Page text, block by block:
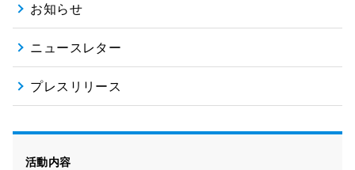
お知らせ
ニュースレター
プレスリリース
活動内容